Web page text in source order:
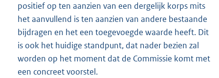
positief op ten aanzien van een dergelijk korps mits
het aanvullend is ten aanzien van andere bestaande
bijdragen en het een toegevoegde waarde heeft. Dit
is ook het huidige standpunt, dat nader bezien zal
worden op het moment dat de Commissie komt met
een concreet voorstel.